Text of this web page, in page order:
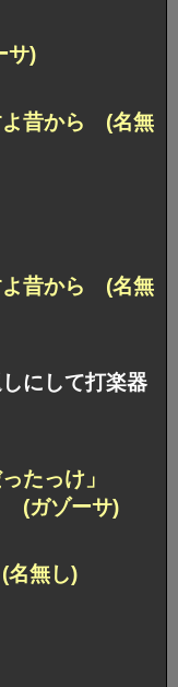
サ)
よ昔から (名無
よ昔から (名無
にして打楽器
たっけ」
(ガゾーサ)
名無し)